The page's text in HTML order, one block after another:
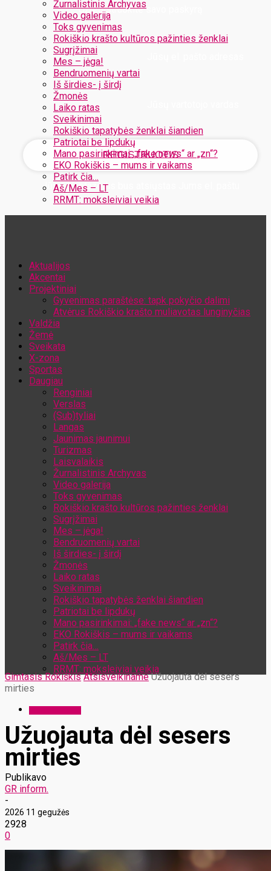
Žurnalistinis Archyvas
Video galerija
Toks gyvenimas
Rokiškio krašto kultūros pažinties ženklai
Sugrįžimai
Mes – jėga!
Bendruomenių vartai
Iš širdies- į širdį
Žmonės
Laiko ratas
Sveikinimai
Rokiškio tapatybės ženklai šiandien
Patriotai be lipdukų
Mano pasirinkimai: „fake news“ ar „zn“?
EKO Rokiškis – mums ir vaikams
Patirk čia…
Aš/Mes – LT
RRMT: moksleiviai veikia
Užregistruokite savo paskyrą
Jūsų slaptažodis bus atsiųstas Jums el. paštu
Aktualijos
Akcentai
Projektiniai
Gyvenimas paraštėse: tapk pokyčio dalimi
Atvėrus Rokiškio krašto muliavotas lunginyčias
Valdžia
Žemė
Sveikata
X-zona
Sportas
Daugiau
Renginiai
Verslas
(Sub)tyliai
Langas
Jaunimas jaunimui
Turizmas
Laisvalaikis
Žurnalistinis Archyvas
Video galerija
Toks gyvenimas
Rokiškio krašto kultūros pažinties ženklai
Sugrįžimai
Mes – jėga!
Bendruomenių vartai
Iš širdies- į širdį
Žmonės
Laiko ratas
Sveikinimai
Rokiškio tapatybės ženklai šiandien
Patriotai be lipdukų
Mano pasirinkimai: „fake news“ ar „zn“?
EKO Rokiškis – mums ir vaikams
Patirk čia…
Aš/Mes – LT
RRMT: moksleiviai veikia
Gimtasis Rokiškis Atsisveikiname Užuojauta dėl sesers
mirties
Užuojauta dėl sesers
mirties
Publikavo
GR inform.
-
2026 11 gegužės
2928
0